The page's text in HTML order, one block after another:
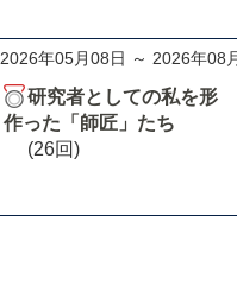
2026年05月08日 ～ 2026年08
研究者としての私を形
作った「師匠」たち
(26回)